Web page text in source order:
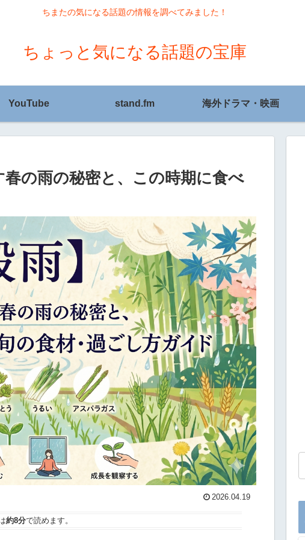
ちまたの気になる話題の情報を調べてみました！
ちょっと気になる話題の宝庫
YouTube stand.fm 海外ドラマ・映画
の雨の秘密と、この時期に食べ
2026.04.19
約8分で読めます。